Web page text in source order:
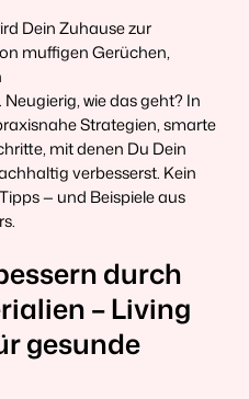
Dein Zuhause zur
muffigen Gerüchen,
wie das geht? In
Strategien, smarte
mit denen Du Dein
verbesserst. Kein
— und Beispiele aus
durch
– Living
gesunde